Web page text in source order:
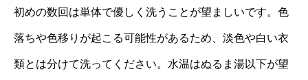
初めの数回は単体で優しく洗うことが望ましいです。色
落ちや色移りが起こる可能性があるため、淡色や白い衣
類とは分けて洗ってください。水温はぬるま湯以下が望